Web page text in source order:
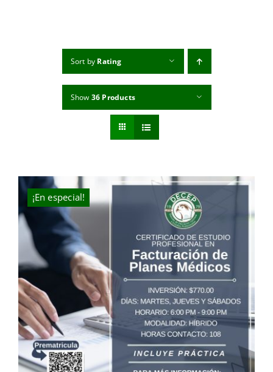
Sort by Rating
Show 36 Products
¡En especial!